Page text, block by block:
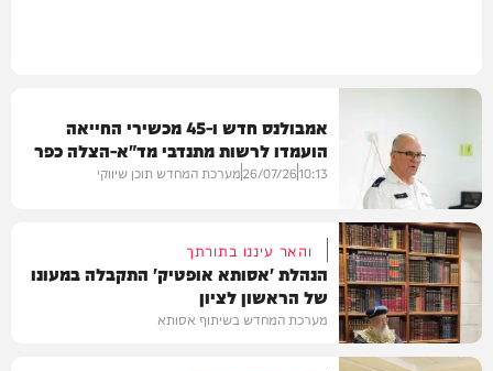
בריאות
אמבולנס חדש ו-45 מכשירי החייאה
הועמדו לרשות מתנדבי מד"א-הצלה כפר
חב"ד והמושבים
10:13
26/07/26מערכת המחדש תוכן שיווקי
והאר עיננו בתורתך
הנהלת 'אסותא אופטיק' התקבלה במעונו
של הראשון לציון
מערכת המחדש בשיתוף אסותא